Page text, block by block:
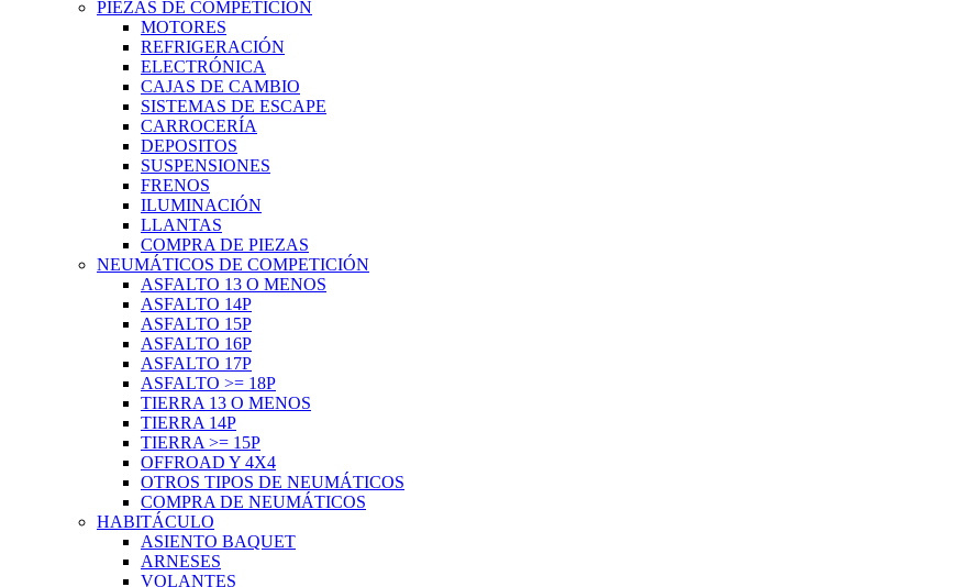
PIEZAS DE COMPETICIÓN
MOTORES
REFRIGERACIÓN
ELECTRÓNICA
CAJAS DE CAMBIO
SISTEMAS DE ESCAPE
CARROCERÍA
DEPOSITOS
SUSPENSIONES
FRENOS
ILUMINACIÓN
LLANTAS
COMPRA DE PIEZAS
NEUMÁTICOS DE COMPETICIÓN
ASFALTO 13 O MENOS
ASFALTO 14P
ASFALTO 15P
ASFALTO 16P
ASFALTO 17P
ASFALTO >= 18P
TIERRA 13 O MENOS
TIERRA 14P
TIERRA >= 15P
OFFROAD Y 4X4
OTROS TIPOS DE NEUMÁTICOS
COMPRA DE NEUMÁTICOS
HABITÁCULO
ASIENTO BAQUET
ARNESES
VOLANTES